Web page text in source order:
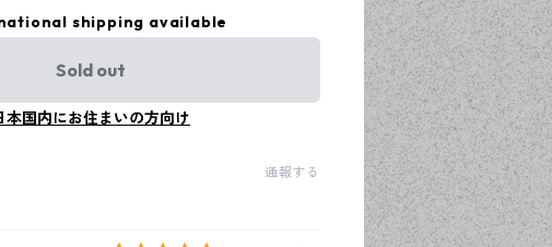
shipping available
Sold out
本国内にお住まいの方向け
通報する